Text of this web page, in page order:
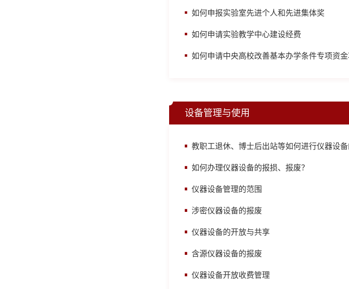
如何申报实验室先进个人和先进集体奖
如何申请实验教学中心建设经费
如何申请中央高校改善基本办学条件专项资金
设备管理与使用
教职工退休、博士后出站等如何进行仪器设备
如何办理仪器设备的报损、报废？
仪器设备管理的范围
涉密仪器设备的报废
仪器设备的开放与共享
含源仪器设备的报废
仪器设备开放收费管理